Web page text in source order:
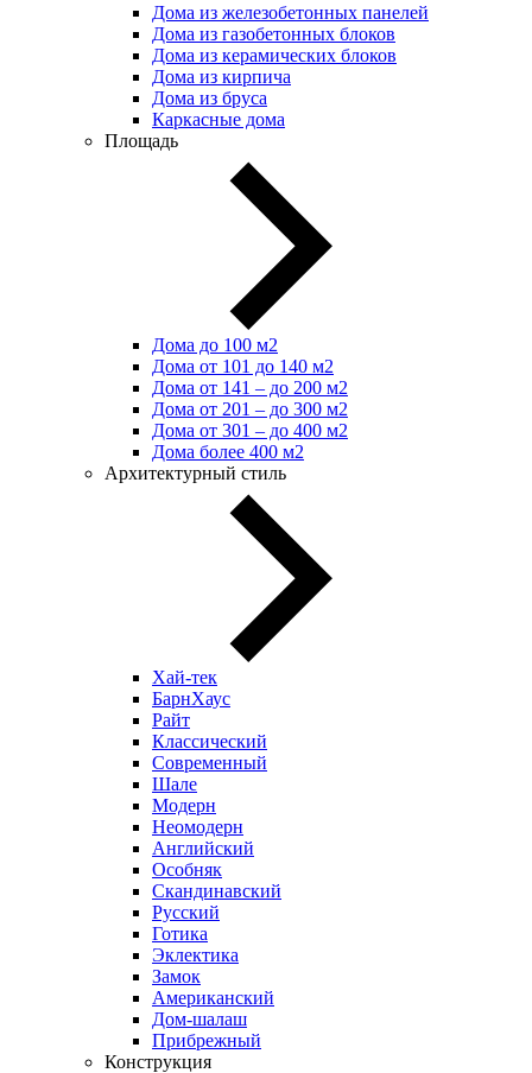
Дома из железобетонных панелей
Дома из газобетонных блоков
Дома из керамических блоков
Дома из кирпича
Дома из бруса
Каркасные дома
Площадь
Дома до 100 м2
Дома от 101 до 140 м2
Дома от 141 – до 200 м2
Дома от 201 – до 300 м2
Дома от 301 – до 400 м2
Дома более 400 м2
Архитектурный стиль
Хай-тек
БарнХаус
Райт
Классический
Современный
Шале
Модерн
Неомодерн
Английский
Особняк
Скандинавский
Русский
Готика
Эклектика
Замок
Американский
Дом-шалаш
Прибрежный
Конструкция